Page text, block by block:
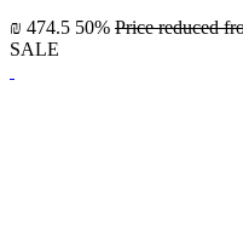
₪ 474.5 50% Price reduced
SALE